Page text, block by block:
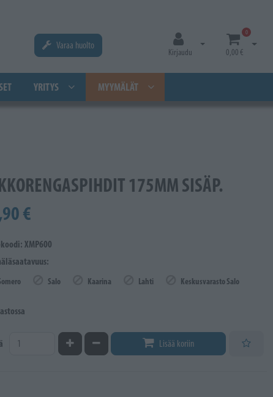
Varaa huolto
Kirjaudu
Avaa kirjautuminen
0
0,00 €
Avaa
YRITYS MYYMÄLÄT
175MM SISÄP.
€
XMP600
Salo Kaarina Lahti Keskusvarasto Salo
Kasvata määrääVähennä määrää Lisää koriin